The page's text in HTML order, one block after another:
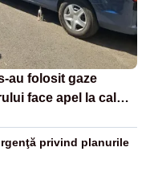
au folosit gaze
face apel la calm
privind planurile